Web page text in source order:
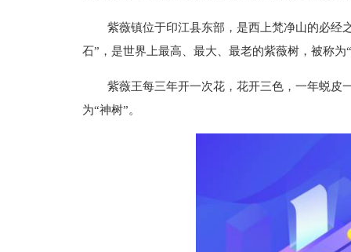
紫薇镇位于印江县东部，是西上梵净山的必经
石”，是世界上最高、最大、最老的紫薇树，被称为
紫薇王每三年开一次花，花开三色，一年蜕皮
为“神树”。